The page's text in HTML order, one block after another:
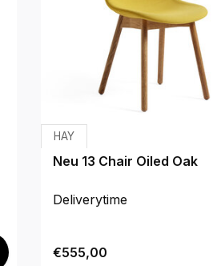
HAY
Neu 13 Chair Oiled Oak
Deliverytime
€555,00